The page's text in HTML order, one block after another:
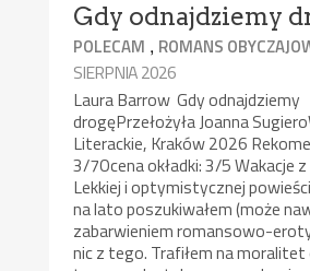
Gdy odnajdziemy
POLECAM , ROMANS
SIERPNIA 2026
Laura Barrow Gdy odnajdziemy
drogęPrzełożyła Joanna
Literackie, Kraków 2026
3/7Ocena okładki: 3/5 Wakacje
Lekkiej i optymistycznej
na lato poszukiwałem (może
zabarwieniem romansowo-
nic z tego. Trafiłem na